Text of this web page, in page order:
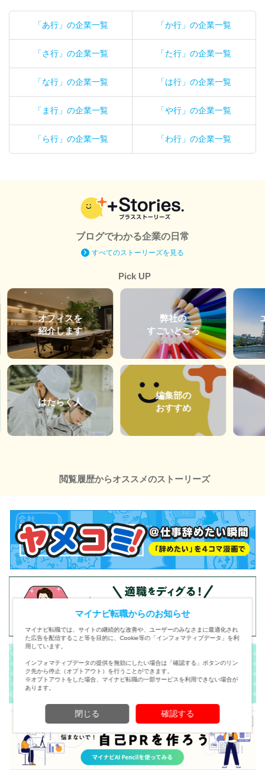
「あ行」の企業一覧 「か行」の企業一覧
「さ行」の企業一覧 「た行」の企業一覧
「な行」の企業一覧 「は行」の企業一覧
「ま行」の企業一覧 「や行」の企業一覧
「ら行」の企業一覧 「わ行」の企業一覧
ブログでわかる企業の日常
すべてのストーリーズを見る
Pick UP
オフィスを
紹介します
はたらく人
弊社の
すごいところ
編集部の
おすすめ
閲覧履歴からオススメのストーリーズ
マイナビ転職からのお知らせ
マイナビ転職では、サイトの継続的な改善や、ユーザーのみなさまに最適化され
た広告を配信すること等を目的に、Cookie等の「インフォマティブデータ」を利
用しています。
インフォマティブデータの提供を無効にしたい場合は「確認する」ボタンのリン
ク先から停止（オプトアウト）を行うことができます。
※オプトアウトをした場合、マイナビ転職の一部サービスを利用できない場合が
あります。
閉じる 確認する